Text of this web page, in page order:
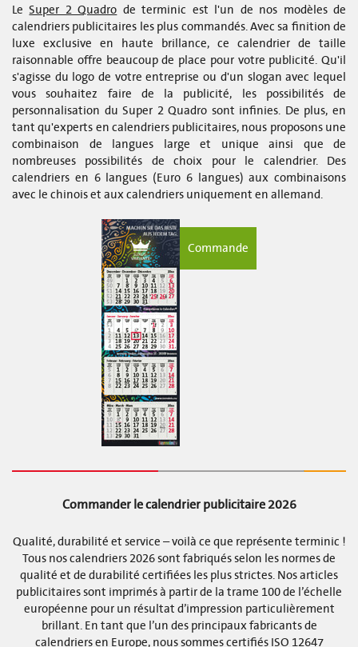
LeSuper 2 Quadro de terminic est l'un de nos modèles de
calendriers publicitaires les plus commandés. Avec sa finition de
luxe exclusive en haute brillance, ce calendrier de taille
raisonnable offre beaucoup de place pour votre publicité. Qu'il
s'agisse du logo de votre entreprise ou d'un slogan avec lequel
vous souhaitez faire de la publicité, les possibilités de
personnalisation du Super 2 Quadro sont infinies. De plus, en
tant qu'experts en calendriers publicitaires, nous proposons une
combinaison de langues large et unique ainsi que de
nombreuses possibilités de choix pour le calendrier. Des
calendriers en 6 langues (Euro 6 langues) aux combinaisons
avec le chinois et aux calendriers uniquement en allemand.
Commande
Commander le calendrier publicitaire 2026
Qualité, durabilité et service – voilà ce que représente terminic !
Tous nos calendriers 2026 sont fabriqués selon les normes de
qualité et de durabilité certifiées les plus strictes. Nos articles
publicitaires sont imprimés à partir de la trame 100 de l’échelle
européenne pour un résultat d’impression particulièrement
brillant. En tant que l’un des principaux fabricants de
calendriers en Europe, nous sommes certifiés ISO 12647